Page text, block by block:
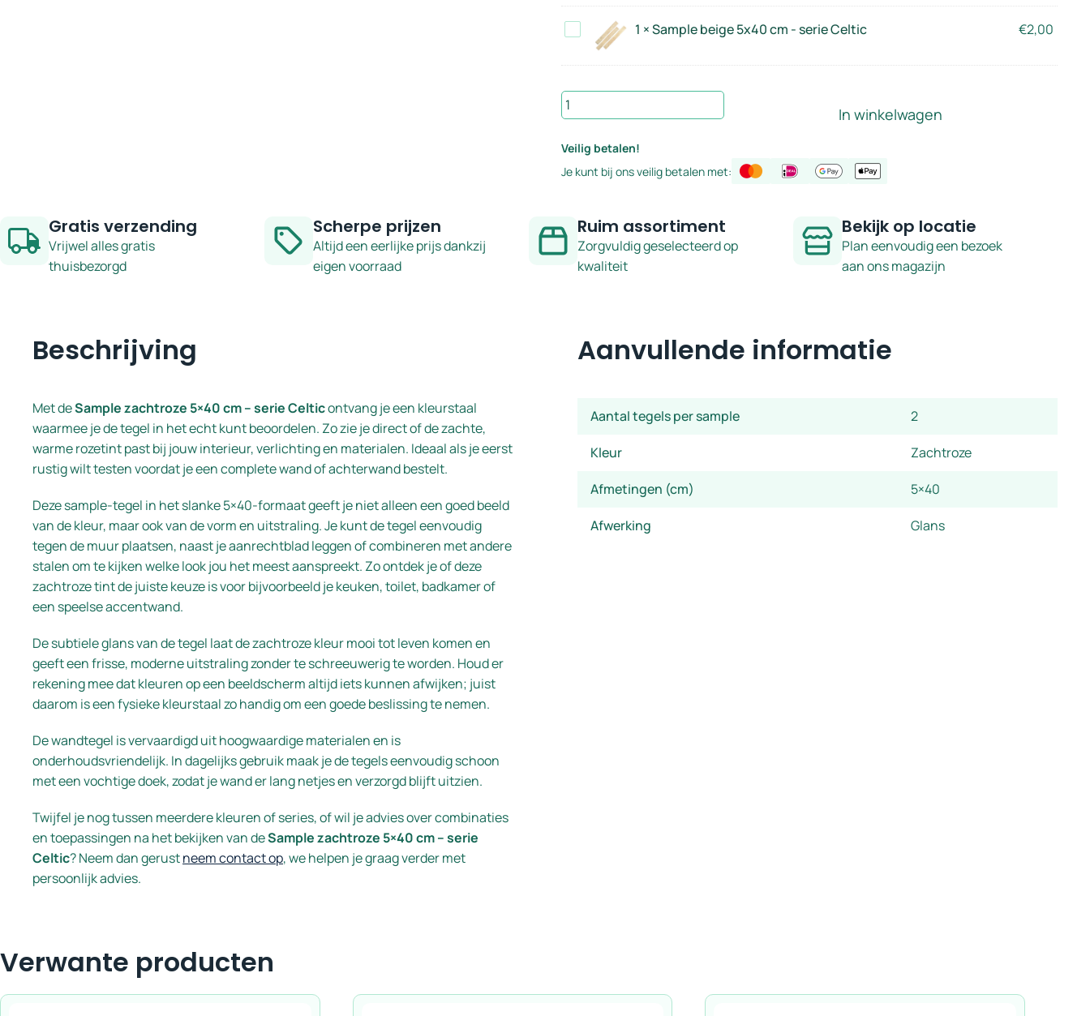
serie
Celtic
5x40
cm
serie
Celtic
Sample
beige
5x40
cm
Celtic
1 ×Sample beige 5x40 cm - serie Celtic €2,00
Sample
zachtroze
5x40
-
Celtic
aantal
In winkelwagen
Veilig betalen!
Je kunt bij ons veilig betalen met:
Gratis verzending
Vrijwel alles gratis
thuisbezorgd
Scherpe prijzen
Altijd een eerlijke prijs dankzij
eigen voorraad
Ruim assortiment
Zorgvuldig geselecteerd op
kwaliteit
Bekijk op locatie
Plan eenvoudig een bezoek
aan ons magazijn
Beschrijving
Met deSample zachtroze 5×40 cm – serie Celticontvang je een kleurstaal
waarmee je de tegel in het echt kunt beoordelen. Zo zie je direct of de zachte,
warme rozetint past bij jouw interieur, verlichting en materialen. Ideaal als je eerst
rustig wilt testen voordat je een complete wand of achterwand bestelt.
Deze sample-tegel in het slanke 5×40-formaat geeft je niet alleen een goed beeld
van de kleur, maar ook van de vorm en uitstraling. Je kunt de tegel eenvoudig
tegen de muur plaatsen, naast je aanrechtblad leggen of combineren met andere
stalen om te kijken welke look jou het meest aanspreekt. Zo ontdek je of deze
zachtroze tint de juiste keuze is voor bijvoorbeeld je keuken, toilet, badkamer of
een speelse accentwand.
De subtiele glans van de tegel laat de zachtroze kleur mooi tot leven komen en
geeft een frisse, moderne uitstraling zonder te schreeuwerig te worden. Houd er
rekening mee dat kleuren op een beeldscherm altijd iets kunnen afwijken; juist
daarom is een fysieke kleurstaal zo handig om een goede beslissing te nemen.
De wandtegel is vervaardigd uit hoogwaardige materialen en is
onderhoudsvriendelijk. In dagelijks gebruik maak je de tegels eenvoudig schoon
met een vochtige doek, zodat je wand er lang netjes en verzorgd blijft uitzien.
Twijfel je nog tussen meerdere kleuren of series, of wil je advies over combinaties
en toepassingen na het bekijken van deSample zachtroze 5×40 cm – serie
Celtic? Neem dan gerustneem contact op, we helpen je graag verder met
persoonlijk advies.
Aanvullende informatie
Aantal tegels per sample 2
Kleur Zachtroze
Afmetingen (cm) 5×40
Afwerking Glans
Verwante producten